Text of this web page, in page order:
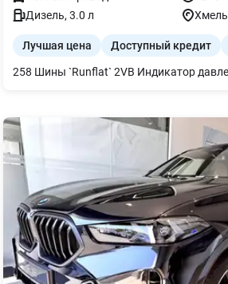
Дизель, 3.0 л
Лучшая цена Доступный кредит